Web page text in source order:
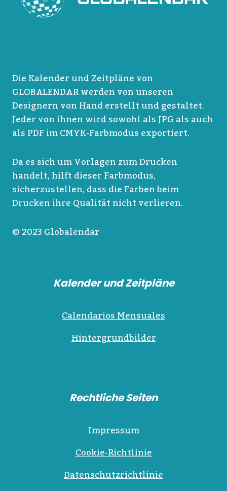
Die Kalender und Zeitpläne von
GLOBALENDAR werden von unseren
Designern von Hand erstellt und gestaltet.
Jeder von ihnen wird sowohl als JPG als auch
als PDF im CMYK-Farbmodus exportiert.
Da es sich um Vorlagen zum Drucken
handelt, hilft dieser Farbmodus,
sicherzustellen, dass die Farben beim
Drucken ihre Qualität nicht verlieren.
© 2023 Globalendar
Kalender und Zeitpläne
Calendarios Mensuales
Hintergrundbilder
Rechtliche Seiten
Impressum
Cookie-Richtlinie
Datenschutzrichtlinie